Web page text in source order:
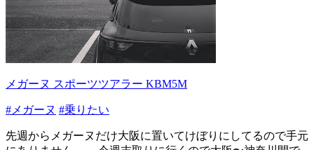
メガーヌ スポーツツアラー KBM5M
#メガーヌ #乗りたい
先週からメガーヌだけ大阪に置いてけぼりにしてるので手元